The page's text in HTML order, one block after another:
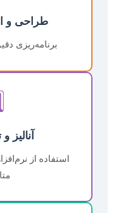
طراحی و
برنامه‌ریزی
آنالیز
استفاده از